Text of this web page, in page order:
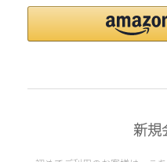
新規